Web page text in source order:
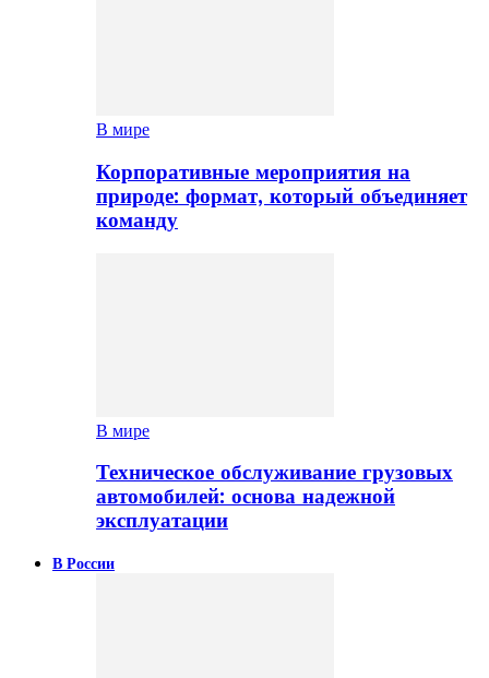
В мире
Корпоративные мероприятия на
природе: формат, который объединяет
команду
В мире
Техническое обслуживание грузовых
автомобилей: основа надежной
эксплуатации
В России